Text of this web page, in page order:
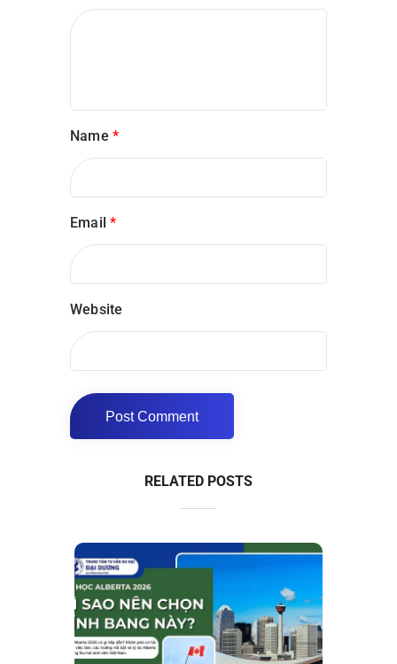
Name *
Email*
Website
RELATED POSTS